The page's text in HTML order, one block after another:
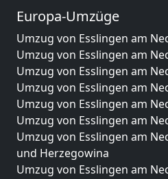
Europa-Umzüge
Umzug von Esslingen am
Umzug von Esslingen am
Umzug von Esslingen am
Umzug von Esslingen am
Umzug von Esslingen am
Umzug von Esslingen am
Umzug von Esslingen am
und Herzegowina
Umzug von Esslingen am